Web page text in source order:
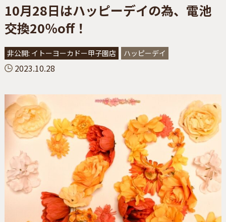
10月28日はハッピーデイの為、電池
交換20％off！
非公開: イトーヨーカドー甲子園店 ハッピーデイ
2023.10.28